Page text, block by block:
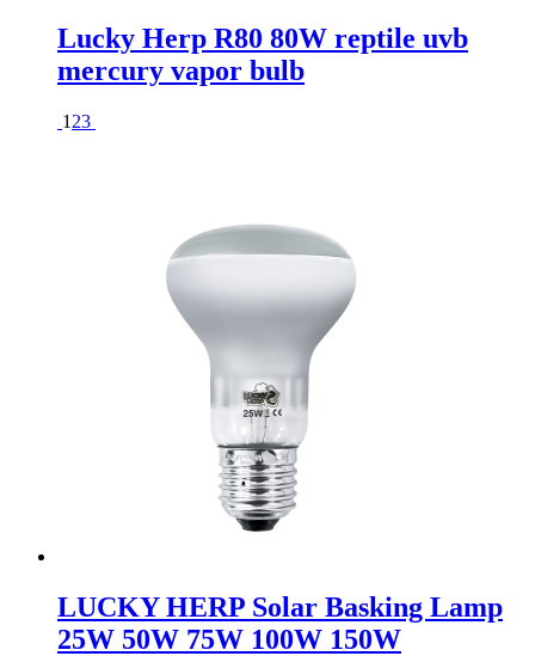
Lucky Herp R80 80W reptile uvb
mercury vapor bulb
1 23
LUCKY HERP Solar Basking Lamp
25W 50W 75W 100W 150W